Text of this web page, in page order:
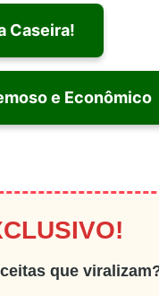
Caseira!
e Econômico
que